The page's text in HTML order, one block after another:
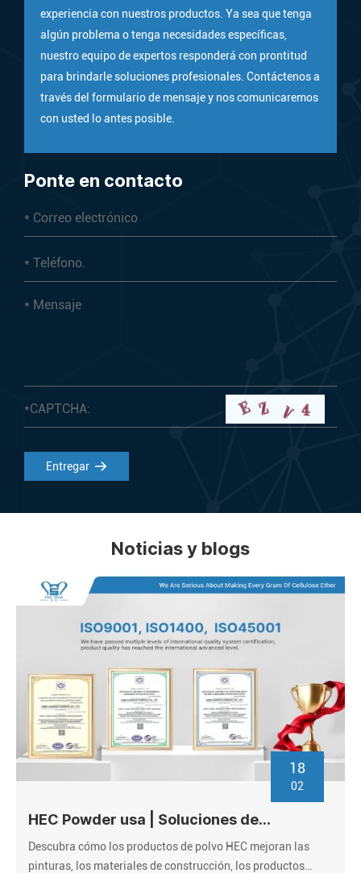
Ponte en contacto
Entregar
experiencia con nuestros productos. Ya sea que tenga
algún problema o tenga necesidades específicas,
nuestro equipo de expertos responderá con prontitud
para brindarle soluciones profesionales. Contáctenos a
través del formulario de mensaje y nos comunicaremos
con usted lo antes posible.
Noticias y blogs
18
02
HEC Powder usa | Soluciones de
hidroxietil con celulosa de grado
industrial
Descubra cómo los productos de polvo HEC mejoran las
pinturas, los materiales de construcción, los productos